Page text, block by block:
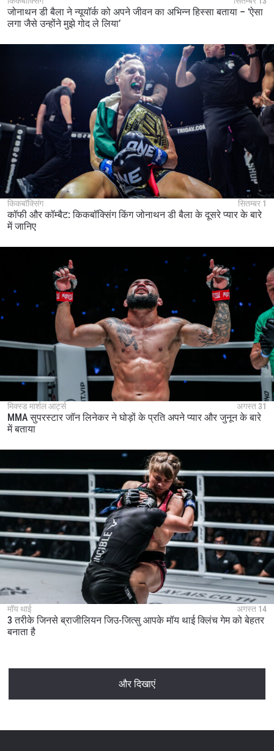
जोनाथन डी बैला ने न्यूयॉर्क को अपने जीवन का अभिन्न हिस्सा बताया – ‘ऐसा
लगा जैसे उन्होंने मुझे गोद ले लिया’
किकबॉक्सिंग सितम्बर 1
कॉफी और कॉम्बैट: किकबॉक्सिंग किंग जोनाथन डी बैला के दूसरे प्यार के बारे
में जानिए
मिक्स्ड मार्शल आर्ट्स अगस्त 31
MMA सुपरस्टार जॉन लिनेकर ने घोड़ों के प्रति अपने प्यार और जुनून के बारे
में बताया
मॉय थाई अगस्त 14
3 तरीके जिनसे ब्राजीलियन जिउ-जित्सु आपके मॉय थाई क्लिंच गेम को बेहतर
बनाता है
और दिखाएं